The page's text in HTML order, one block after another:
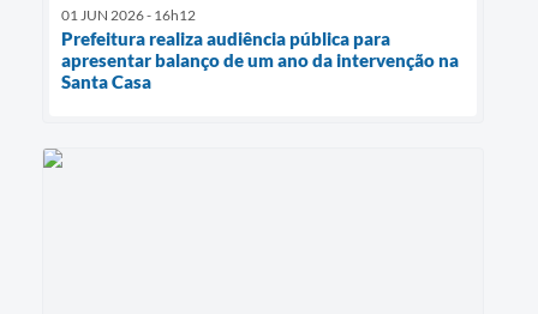
01 JUN 2026 - 16h12
Prefeitura realiza audiência pública para
apresentar balanço de um ano da intervenção na
Santa Casa